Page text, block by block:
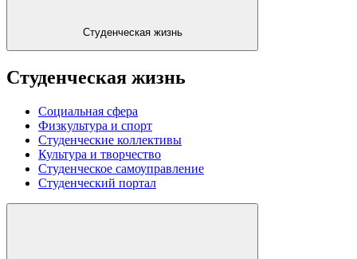
Студенческая жизнь
Студенческая жизнь
Социальная сфера
Физкультура и спорт
Студенческие коллективы
Культура и творчество
Студенческое самоуправление
Студенческий портал